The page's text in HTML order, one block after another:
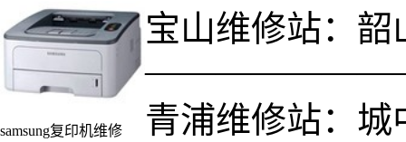
samsung复印机维修
宝山维修站：韶
青浦维修站：城